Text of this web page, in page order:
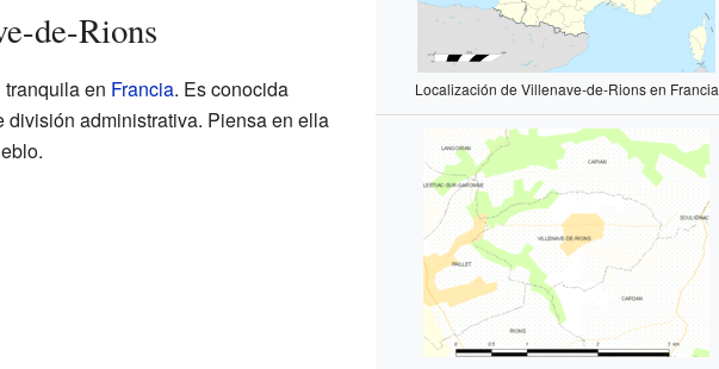
Localización de Villenave-de-Rions en Francia
de-Rions
en Francia. Es conocida
administrativa. Piensa en ella